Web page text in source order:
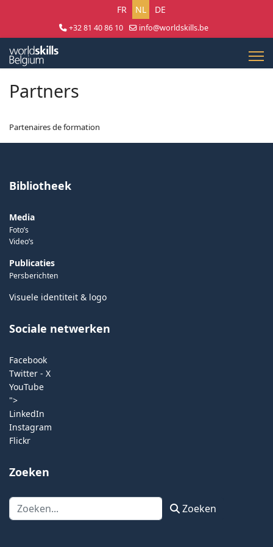
Selecteer uw taal
FR NL DE
+32 81 40 86 10
info@worldskills.be
Partners
Partenaires de formation
Bibliotheek
Media
Foto’s
Video’s
Publicaties
Persberichten
Visuele identiteit & logo
Sociale netwerken
Facebook
Twitter - X
YouTube
">
LinkedIn
Instagram
Flickr
Zoeken
Zoeken Zoeken